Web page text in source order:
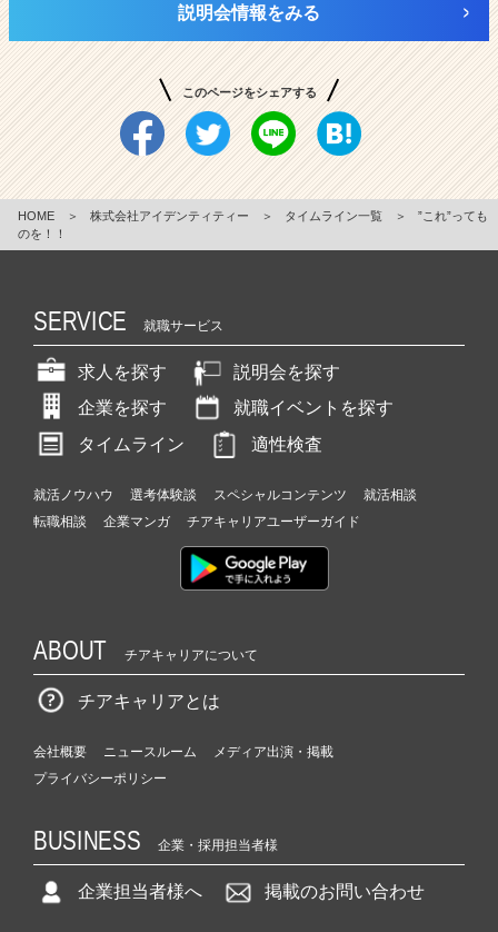
説明会情報をみる
このページをシェアする
HOME ＞ 株式会社アイデンティティー ＞ タイムライン一覧 ＞
”これ”っても
のを！！
SERVICE 就職サービス
求人を探す
説明会を探す
企業を探す
就職イベントを探す
タイムライン
適性検査
就活ノウハウ 選考体験談 スペシャルコンテンツ
就活相談
転職相談
企業マンガ チアキャリアユーザーガイド
ABOUT チアキャリアについて
チアキャリアとは
会社概要 ニュースルーム
メディア出演・掲載
プライバシーポリシー
BUSINESS 企業・採用担当者様
企業担当者様へ 掲載のお問い合わせ